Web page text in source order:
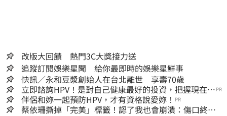
改版大回饋 熱門3C大獎接力送
追蹤訂閱娛樂星聞 給你最即時的娛樂星鮮事
快訊／永和豆漿創始人在台北離世 享壽70歲
立即諮詢HPV！是對自己健康最好的投資，把握現在不
嫌晚！
PR
伴侶和妳一起預防HPV，才有資格說愛妳！ PR
蔡依珊撕掉「完美」標籤！認了我也會崩潰：傷口終究